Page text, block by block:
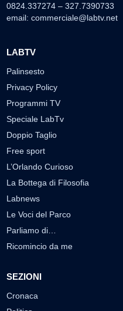
0824.337274 – 327.7390733
email: commerciale@labtv.net
LABTV
Palinsesto
Privacy Policy
Programmi TV
Speciale LabTv
Doppio Taglio
Free sport
L’Orlando Curioso
La Bottega di Filosofia
Labnews
Le Voci del Parco
Parliamo di…
Ricomincio da me
SEZIONI
Cronaca